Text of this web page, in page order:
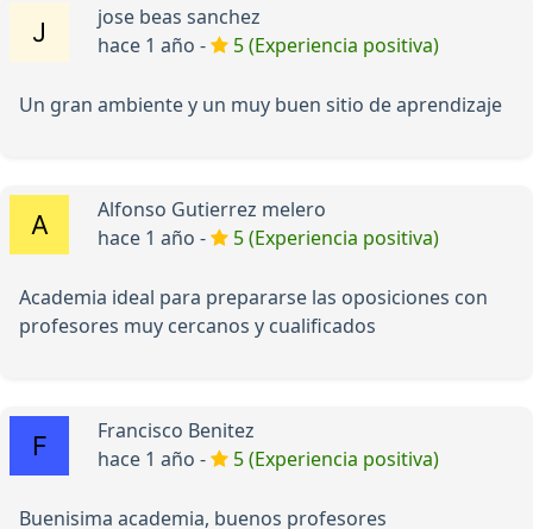
jose beas sanchez
hace 1 año -
5 (Experiencia positiva)
Un gran ambiente y un muy buen sitio de aprendizaje
Alfonso Gutierrez melero
hace 1 año -
5 (Experiencia positiva)
Academia ideal para prepararse las oposiciones con
profesores muy cercanos y cualificados
Francisco Benitez
hace 1 año -
5 (Experiencia positiva)
Buenisima academia, buenos profesores